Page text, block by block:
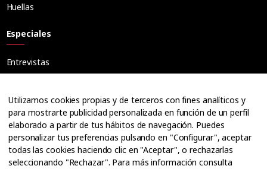
Huellas
Especiales
Entrevistas
Ópticos
Cuadernos
Guías
Dossier
Anuarios
Utilizamos cookies propias y de terceros con fines analíticos y
para mostrarte publicidad personalizada en función de un perfil
elaborado a partir de tus hábitos de navegación. Puedes
personalizar tus preferencias pulsando en "Configurar", aceptar
todas las cookies haciendo clic en "Aceptar", o rechazarlas
seleccionando "Rechazar". Para más información consulta